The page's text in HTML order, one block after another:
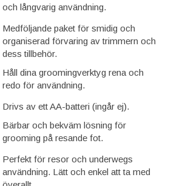
och långvarig användning.
Medföljande paket för smidig och
organiserad förvaring av trimmern och
dess tillbehör.
Håll dina groomingverktyg rena och
redo för användning.
Drivs av ett AA-batteri (ingår ej).
Bärbar och bekväm lösning för
grooming på resande fot.
Perfekt för resor och underwegs
användning. Lätt och enkel att ta med